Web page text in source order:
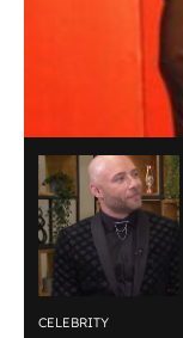
CELEBRITY